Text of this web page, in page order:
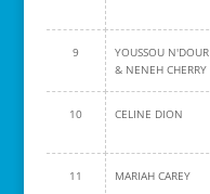
9
YOUSSOU N'DOUR
& NENEH CHERRY
10 CELINE DION
11 MARIAH CAREY